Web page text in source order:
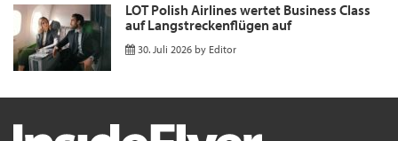
LOT Polish Airlines wertet Business Class
auf Langstreckenflügen auf
30. Juli 2026 by Editor